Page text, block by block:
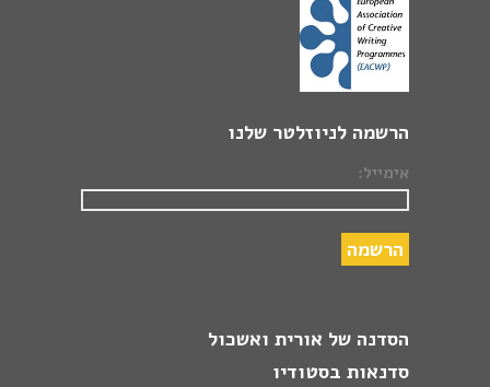
הרשמה לניוזלטר שלנו
אימייל:
הסדנה של אורית ואשכול
סדנאות בסטודיו